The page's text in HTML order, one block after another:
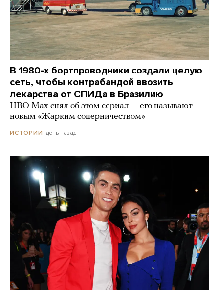
В 1980-х бортпроводники создали целую
сеть, чтобы контрабандой ввозить
лекарства от СПИДа в Бразилию
HBO Max снял об этом сериал — его называют
новым «Жарким соперничеством»
ИСТОРИИ день назад